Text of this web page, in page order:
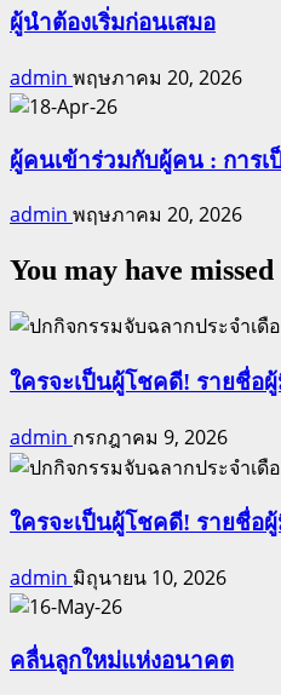
ผู้นำต้องเริ่มก่อนเสมอ
admin พฤษภาคม 20, 2026
ผู้คนเข้าร่วมกับผู้คน : การ
admin พฤษภาคม 20, 2026
You may have missed
ใครจะเป็นผู้โชคดี! รายชื่อ
admin กรกฎาคม 9, 2026
ใครจะเป็นผู้โชคดี! รายชื่อ
admin มิถุนายน 10, 2026
คลื่นลูกใหม่แห่งอนาคต